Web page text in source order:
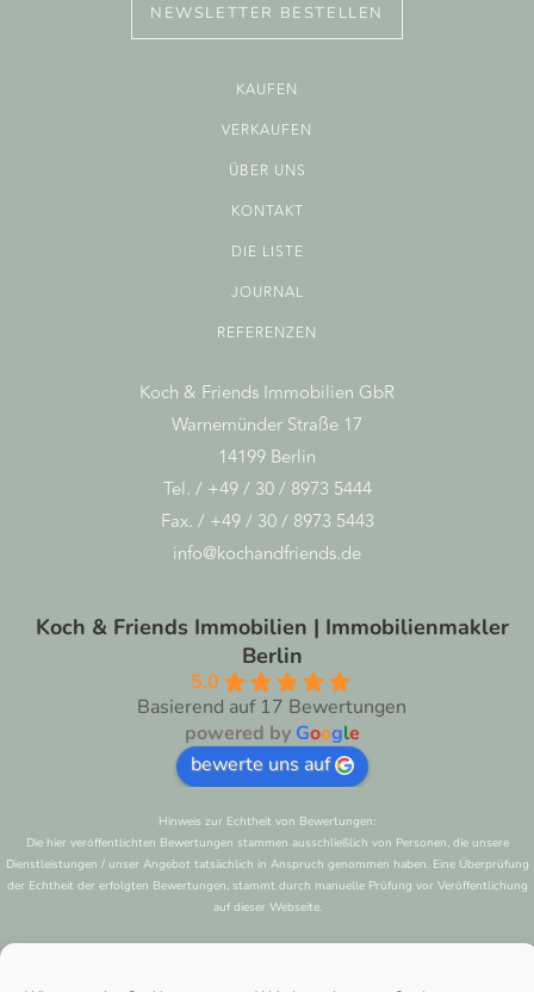
NEWSLETTER BESTELLEN
KAUFEN
VERKAUFEN
ÜBER UNS
KONTAKT
DIE LISTE
JOURNAL
REFERENZEN
Koch & Friends Immobilien GbR
Warnemünder Straße 17
14199 Berlin
Tel. / +49 / 30 / 8973 5444
Fax. / +49 / 30 / 8973 5443
info@kochandfriends.de
Koch & Friends Immobilien | Immobilienmakler
Berlin
5.0
Basierend auf 17 Bewertungen
powered by Google
bewerte uns auf
Hinweis zur Echtheit von Bewertungen:
Die hier veröffentlichten Bewertungen stammen ausschließlich von Personen, die unsere
Dienstleistungen / unser Angebot tatsächlich in Anspruch genommen haben. Eine Überprüfung
der Echtheit der erfolgten Bewertungen, stammt durch manuelle Prüfung vor Veröffentlichung
auf dieser Webseite.